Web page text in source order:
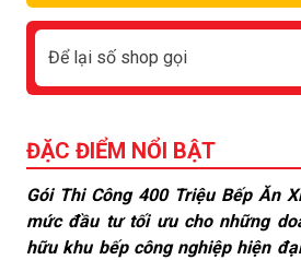
ĐẶC ĐIỂM NỔI BẬT
Gói Thi Công 400 Triệu Bếp Ăn
mức đầu tư tối ưu cho những
hữu khu bếp công nghiệp hiện